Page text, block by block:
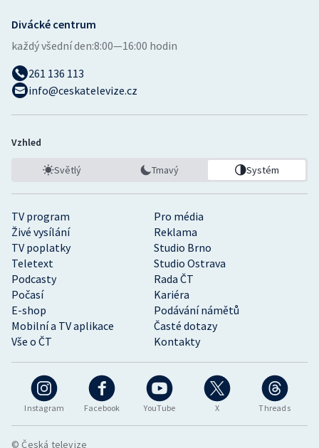
Instagram Facebook YouTube X Threads
TV program
Pro média
Živé vysílání
Reklama
TV poplatky
Studio Brno
Teletext
Studio Ostrava
Podcasty
Rada ČT
Počasí
Kariéra
E-shop
Podávání námětů
Mobilní a TV aplikace
Časté dotazy
Vše o ČT
Kontakty
Divácké centrum
každý všední den:8:00—16:00 hodin
261 136 113
info@ceskatelevize.cz
Vzhled
Světlý Tmavý Systém
© Česká televize